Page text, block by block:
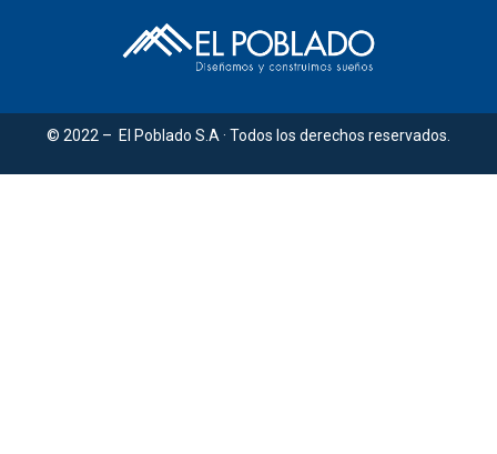
© 2022 – El Poblado S.A · Todos los derechos reservados.